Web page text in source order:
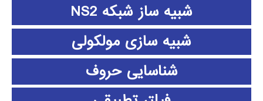
شبیه ساز شبکه NS2
شبیه سازی مولکولی
شناسایی حروف